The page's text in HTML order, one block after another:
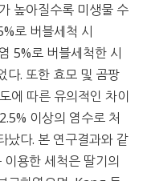
높아질수록 미생물 수
로 버블세척 시
5%로 버블세척한 시
다. 또한 효모 및 곰팡
에 따른 유의적인 차이
이상의 염수로 처
났다. 본 연구결과와 같
용한 세척은 딸기의